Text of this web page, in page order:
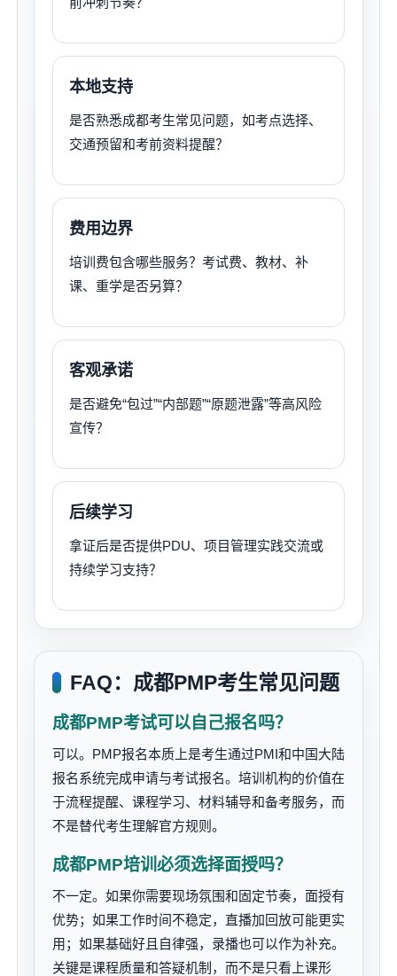
本地支持
是否熟悉成都考生常见问题，如考点选择、
交通预留和考前资料提醒？
费用边界
培训费包含哪些服务？考试费、教材、补
课、重学是否另算？
客观承诺
是否避免“包过”“内部题”“原题泄露”等高风险
宣传？
后续学习
拿证后是否提供PDU、项目管理实践交流或
持续学习支持？
FAQ：成都PMP考生常见问题
成都PMP考试可以自己报名吗？
可以。PMP报名本质上是考生通过PMI和中国大陆
报名系统完成申请与考试报名。培训机构的价值在
于流程提醒、课程学习、材料辅导和备考服务，而
不是替代考生理解官方规则。
成都PMP培训必须选择面授吗？
不一定。如果你需要现场氛围和固定节奏，面授有
优势；如果工作时间不稳定，直播加回放可能更实
用；如果基础好且自律强，录播也可以作为补充。
关键是课程质量和答疑机制，而不是只看上课形